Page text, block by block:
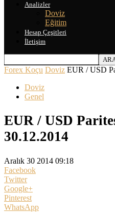
Analizler
Doviz
Eğitim
Hesap Çeşitleri
İletişim
Forex Koçu Doviz EUR / USD
Doviz
Genel
EUR / USD
30.12.2014
Aralık 30 2014 09:18
Facebook
Twitter
Google+
Pinterest
WhatsApp